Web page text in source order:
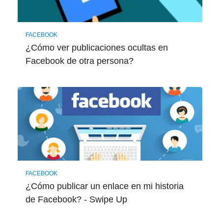
FACEBOOK
¿Cómo ver publicaciones ocultas en
Facebook de otra persona?
FACEBOOK
¿Cómo publicar un enlace en mi historia
de Facebook? - Swipe Up